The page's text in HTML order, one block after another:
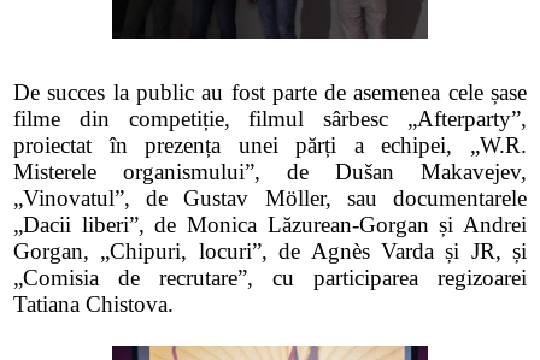
De succes la public au fost parte de asemenea cele șase
filme din competiție, filmul sârbesc „Afterparty”,
proiectat în prezența unei părți a echipei, „W.R.
Misterele organismului”, de Dušan Makavejev,
„Vinovatul”, de Gustav Möller, sau documentarele
„Dacii liberi”, de Monica Lăzurean-Gorgan și Andrei
Gorgan, „Chipuri, locuri”, de Agnès Varda și JR, și
„Comisia de recrutare”, cu participarea regizoarei
Tatiana Chistova.